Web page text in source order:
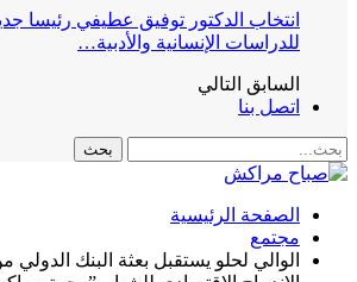
انتخاب الدكتور توفيق عطيفي رئيسا
للدراسات الإنسانية والأدبية…
السابق التالي
اتصل بنا
الصفحة الرئيسية
مجتمع
الوالي لحلو يستقبل بعثة البنك